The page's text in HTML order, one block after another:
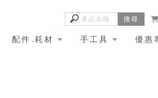
配件.耗材 手工具 優惠